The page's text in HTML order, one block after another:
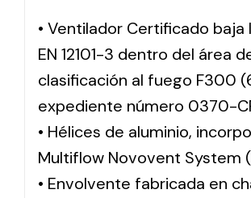
• Ventilador Certificado baja
EN 12101-3 dentro del área
clasificación al fuego F300
expediente número 0370-
• Hélices de aluminio,
Multiflow Novovent System
• Envolvente fabricada en